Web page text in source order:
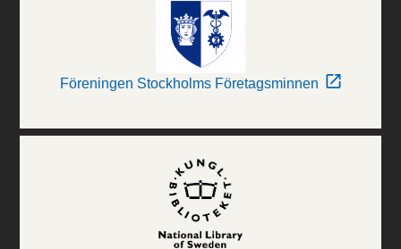
Föreningen Stockholms Företagsminnen